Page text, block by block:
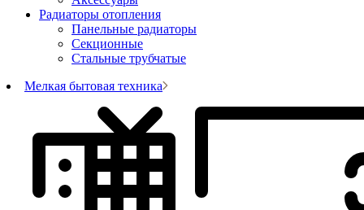
Радиаторы отопления
Панельные радиаторы
Секционные
Стальные трубчатые
Мелкая бытовая техника